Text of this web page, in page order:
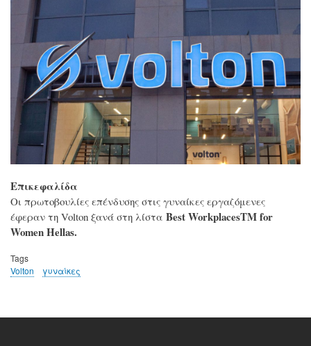
Επικεφαλίδα
Οι πρωτοβουλίες επένδυσης στις γυναίκες εργαζόμενες
έφεραν τη Volton ξανά στη λίστα Best WorkplacesTM for
Women Hellas.
Tags
Volton
γυναίκες